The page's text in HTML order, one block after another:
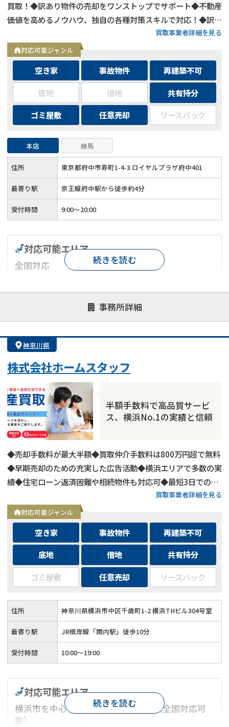
買取！◆訳あり物件の売却をワンストップでサポート◆不動産
価値を高めるノウハウ、独自の各種対策スキルで対応！◆訳あ
買取事業者詳細を見る
対応可能ジャンル
空き家 事故物件
再建築不可
底地
借地
共有持分
ゴミ屋敷
任意売却 リースバック
本店 練馬
住所 東京都府中市寿町1-4-3 ロイヤルプラザ府中401
最寄り駅 京王線府中駅から徒歩約4分
受付時間 9:00～20:00
事務所詳細
対応可能エリア
全国対応
対応が親身 オンライン面談可能
レスポンスが早い
1億円以上の買取可
続きを読む
神奈川県
株式会社ホームスタッフ
半額手数料で高品質サービ
ス、横浜No.1の実績と信頼
◆売却手数料が最大半額◆買取仲介手数料は800万円超で無料
◆早期売却のための充実した広告活動◆横浜エリアで多数の実
績◆住宅ローン返済困難や相続物件も対応可◆最短3日での売
却も可能◆プロフェッショナルによる徹底サポート買取事業者詳細を見る
対応可能ジャンル
空き家 事故物件
再建築不可
底地
借地
共有持分
ゴミ屋敷
任意売却 リースバック
住所 神奈川県横浜市中区千歳町1-2 横浜THビル304号室
最寄り駅 JR根岸線「関内駅」徒歩10分
受付時間 10:00～19:00
対応可能エリア
横浜市を中心とした神奈川県エリア（全国対応可
能）
続きを読む